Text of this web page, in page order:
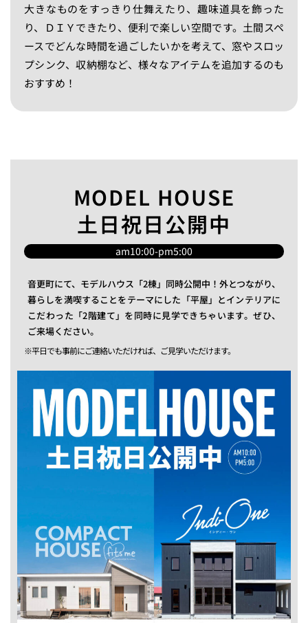
大きなものをすっきり仕舞えたり、趣味道具を飾った
り、ＤＩＹできたり、便利で楽しい空間です。土間スペ
ースでどんな時間を過ごしたいかを考えて、窓やスロッ
プシンク、収納棚など、様々なアイテムを追加するのも
おすすめ！
MODEL HOUSE
土日祝日公開中
am10:00-pm5:00
音更町にて、モデルハウス「2棟」同時公開中！外とつながり、
暮らしを満喫することをテーマにした「平屋」とインテリアに
こだわった「2階建て」を同時に見学できちゃいます。ぜひ、
ご来場ください。
※平日でも事前にご連絡いただければ、ご見学いただけます。